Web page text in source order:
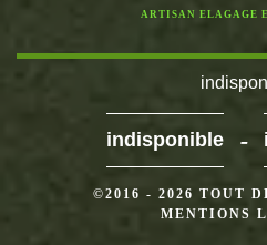
ARTISAN ELAGAGE
indisponible -
©2016 - 2026 TOUT
MENTIONS